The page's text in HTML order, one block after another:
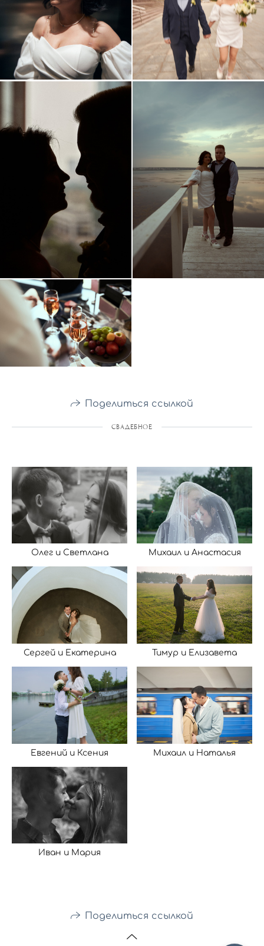
Поделиться ссылкой
СВАДЕБНОЕ
Олег и Светлана Михаил и Анастасия
Сергей и Екатерина Тимур и Елизавета
Евгений и Ксения Михаил и Наталья
Иван и Мария
Поделиться ссылкой